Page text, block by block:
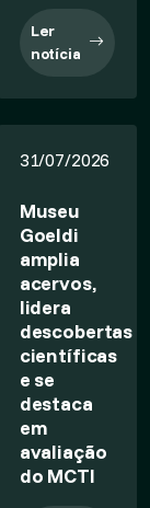
Ler
notícia
31/07/2026
Museu
Goeldi
amplia
acervos,
lidera
descobertas
científicas
e se
destaca
em
avaliação
do MCTI